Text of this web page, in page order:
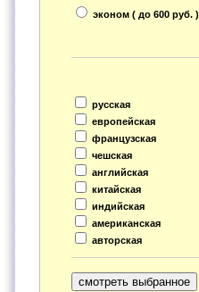
эконом ( до 600 руб. )
русская
европейская
французская
чешская
английская
китайская
индийская
американская
авторская